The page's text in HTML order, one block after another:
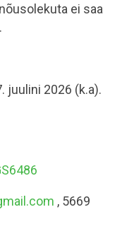
ei saa
juulini 2026 (k.a).
, 5669